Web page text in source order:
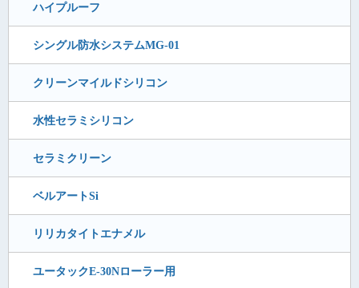
ハイプルーフ
シングル防水システムMG-01
クリーンマイルドシリコン
水性セラミシリコン
セラミクリーン
ベルアートSi
リリカタイトエナメル
ユータックE-30Nローラー用